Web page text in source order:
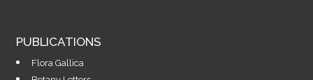
PUBLICATIONS
Flora Gallica